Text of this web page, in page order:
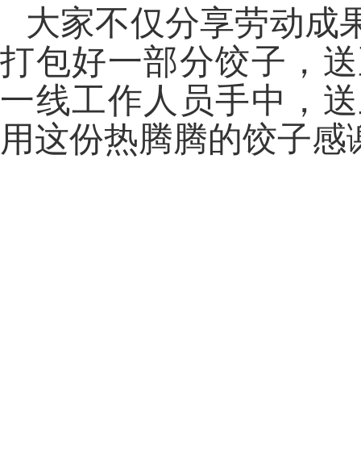
大家不仅分享劳动
打包好一部分饺子，
一线工作人员手中，
用这份热腾腾的饺子